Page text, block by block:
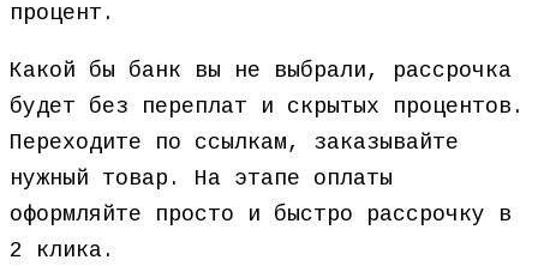
процент.
Какой бы банк вы не выбрали, рассрочка
будет без переплат и скрытых процентов.
Переходите по ссылкам, заказывайте
нужный товар. На этапе оплаты
оформляйте просто и быстро рассрочку в
2 клика.